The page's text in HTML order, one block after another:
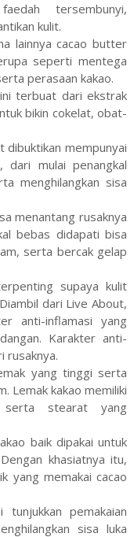
tersembunyi,
kulit.
lainnya cacao butter
seperti mentega
perasaan kakao.
terbuat dari ekstrak
bikin cokelat, obat-
dibuktikan mempunyai
dari mulai penangkal
menghilangkan sisa
menantang rusaknya
bebas didapati bisa
serta bercak gelap
supaya kulit
dari Live About,
anti-inflamasi yang
Karakter anti-
rusaknya.
yang tinggi serta
Lemak kakao memiliki
serta stearat yang
baik dipakai untuk
khasiatnya itu,
yang memakai cacao
pemakaian
sisa luka